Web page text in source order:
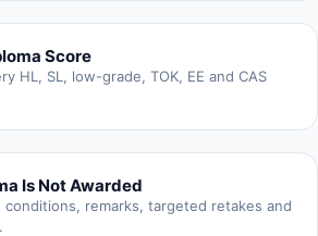
Score
HL, SL, low-grade, TOK, EE and CAS
Is Not Awarded
remarks, targeted retakes and